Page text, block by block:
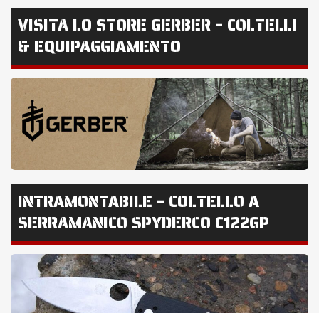
VISITA LO STORE GERBER – COLTELLI
& EQUIPAGGIAMENTO
INTRAMONTABILE – COLTELLO A
SERRAMANICO SPYDERCO C122GP